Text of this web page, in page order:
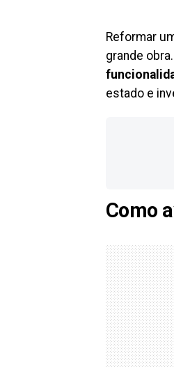
Reformar
grande
estado e
Como